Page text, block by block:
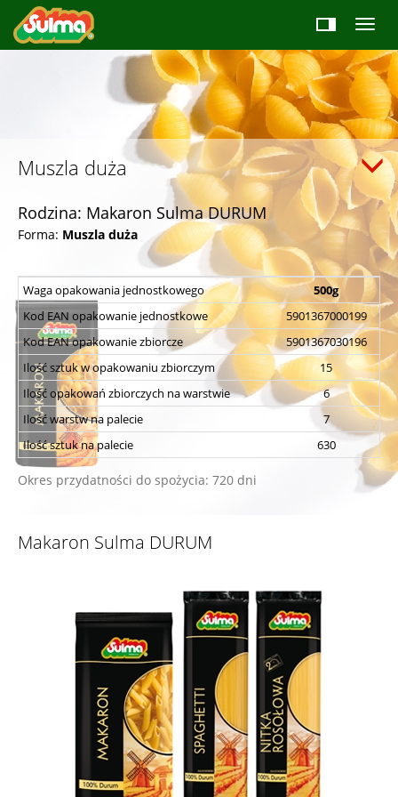
Muszla duża
Rodzina: Makaron Sulma DURUM
Forma: Muszla duża
Waga opakowania jednostkowego
500g
Kod EAN opakowanie jednostkowe
5901367000199
Kod EAN opakowanie zbiorcze
5901367030196
Ilość sztuk w opakowaniu zbiorczym
15
Ilość opakowań zbiorczych na warstwie
6
Ilość warstw na palecie
7
Ilość sztuk na palecie
630
Okres przydatności do spożycia: 720 dni
Makaron Sulma DURUM